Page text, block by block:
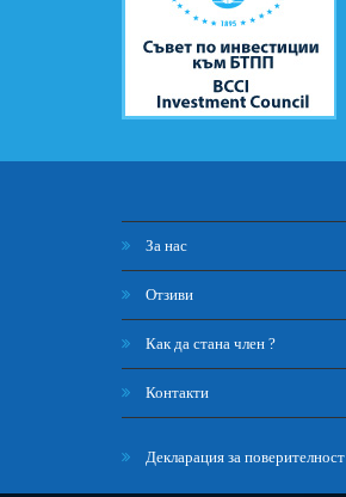
За нас
Отзиви
Как да стана член ?
Контакти
Декларация за поверителност